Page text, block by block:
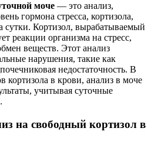
моче — это анализ,
гормона стресса, кортизола,
сутки. Кортизол, вырабатываемый
реакции организма на стресс,
веществ. Этот анализ
нарушения, такие как
недостаточность. В
кортизола в крови, анализ в моче
учитывая суточные
на свободный кортизол в